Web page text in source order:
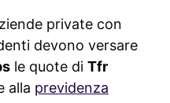
private con
devono versare
le quote di Tfr
alla previdenza